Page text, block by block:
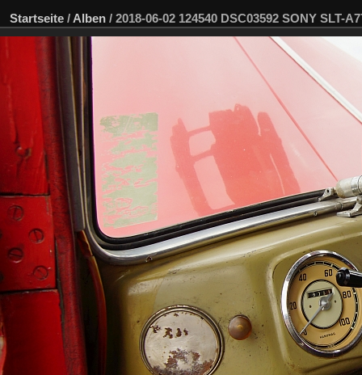
Startseite / Alben / 2018-06-02 124540 DSC03592 SONY SLT-